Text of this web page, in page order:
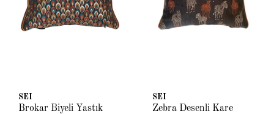
SEI
Brokar Biyeli Yastık
SEI
Zebra Desenli Kare